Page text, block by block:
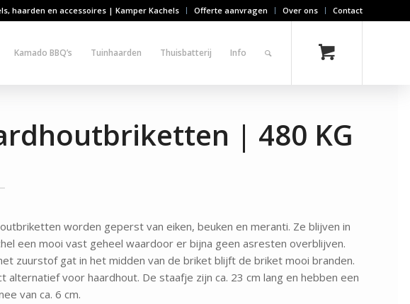
haarden en accessoires | Kamper Kachels Offerte aanvragen Over ons Contact
Kamado BBQ’s Tuinhaarden Thuisbatterij Info
| 480 KG
worden geperst van eiken, beuken en meranti. Ze blijven in
een mooi vast geheel waardoor er bijna geen asresten overblijven.
zuurstof gat in het midden van de briket blijft de briket mooi branden.
alternatief voor haardhout. De staafje zijn ca. 23 cm lang en hebben een
van ca. 6 cm.